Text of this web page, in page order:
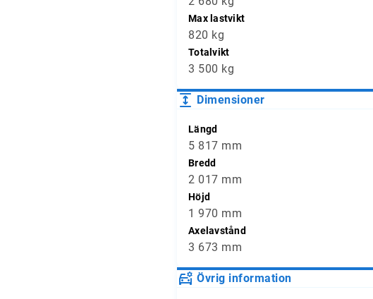
Max lastvikt
820 kg
Totalvikt
3 500 kg
Dimensioner
Längd
5 817 mm
Bredd
2 017 mm
Höjd
1 970 mm
Axelavstånd
3 673 mm
Övrig information